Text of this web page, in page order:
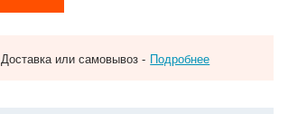
Доставка или самовывоз - Подробнее